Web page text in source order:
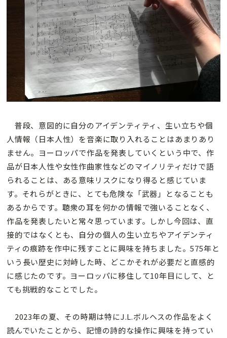
普段、意図的に自分のアイデンティティ、生い立ちや個
人情報（日本人性）を音楽に取り入れることはあまりあり
ません。ヨーロッパで作品を発表していくという中で、作
品が日本人性や女性作曲家性などのマイノリティだけで語
られることは、ある意味リスクになり得ると感じていま
す。それらがときに、とても危険な「武器」となることも
あるからです。聴衆の耳を何かの情報で強いることなく、
作品を発表したいと常々思っています。しかし今回は、直
接的ではなくとも、自分の個人の生い立ちやアイデンティ
ティの痕跡を作中に残すことに興味を持ちました。575年と
いう長い歴史に対峙した時、どこかそれが必要だと直感的
に感じたのです。ヨーロッパに移住して10年目にして、と
ても挑戦的なことでした。
2023年の夏、その時期は特にJ.L.ボルヘスの作品をよく
読んでいたことから、記憶の詩的な操作に興味を持ってい